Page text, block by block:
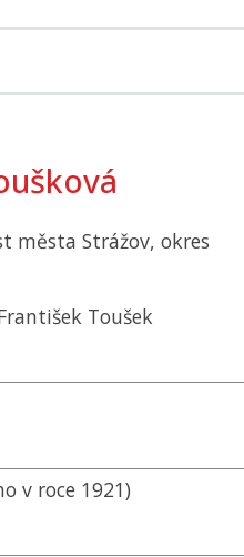
města Strážov, okres
Toušek
v roce 1921)